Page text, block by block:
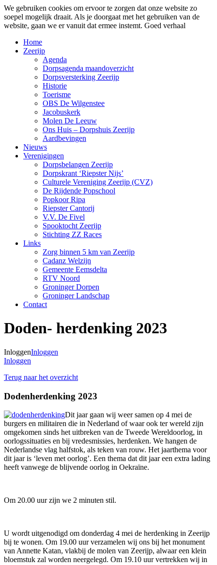
We gebruiken cookies om ervoor te zorgen dat onze website zo
soepel mogelijk draait. Als je doorgaat met het gebruiken van de
website, gaan we er vanuit dat ermee instemt. Goed verhaal
Home
Zeerijp
Agenda
Dorpsagenda maandoverzicht
Dorpsversterking Zeerijp
Historie
Toerisme
OBS De Wilgenstee
Jacobuskerk
Molen De Leeuw
Ons Huis – Dorpshuis Zeerijp
Aardbevingen
Nieuws
Verenigingen
Dorpsbelangen Zeerijp
Dorpskrant ‘Riepster Nijs’
Culturele Vereniging Zeerijp (CVZ)
De Rijdende Popschool
Popkoor Ripa
Riepster Cantorij
V.V. De Fivel
Spooktocht Zeerijp
Stichting ZZ Races
Links
Zorg binnen 5 km van Zeerijp
Cadanz Welzijn
Gemeente Eemsdelta
RTV Noord
Groninger Dorpen
Groninger Landschap
Contact
Doden- herdenking 2023
InloggenInloggen
Inloggen
Terug naar het overzicht
Dodenherdenking 2023
Dit jaar gaan wij weer samen op 4 mei de
burgers en militairen die in Nederland of waar ook ter wereld zijn
omgekomen sinds het uitbreken van de Tweede Wereldoorlog, in
oorlogssituaties en bij vredesmissies, herdenken. We hangen de
Nederlandse vlag halfstok, als teken van rouw. Het jaarthema voor
dit jaar is ‘leven met oorlog’. Een thema dat dit jaar een extra lading
heeft vanwege de blijvende oorlog in Oekraïne.
Om 20.00 uur zijn we 2 minuten stil.
U wordt uitgenodigd om donderdag 4 mei de herdenking in Zeerijp
bij te wonen. Om 19.00 uur verzamelen wij ons bij het monument
van Annette Katan, vlakbij de molen van Zeerijp, alwaar een klein
bloemstuk zal worden neergelegd. Om 19.10 uur vertrekken wij in